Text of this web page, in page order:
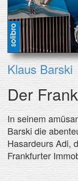
Klaus Barski
Der
In seinem
Barski die
Hasardeurs Adi,
Frankfurter